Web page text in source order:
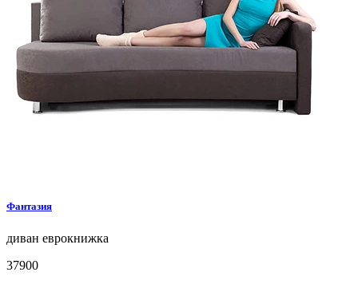
Фантазия
диван еврокнижка
37900